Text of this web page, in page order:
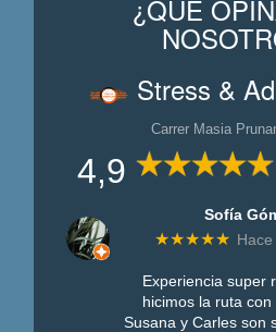
¿QUÉ
Stress &
Carrer Masia
4,9
Sofía
★★★★★
Experiencia super
hicimos la ruta con
Susana y Carles son